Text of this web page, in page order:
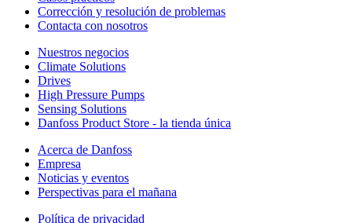
Corrección y resolución de problemas
Contacta con nosotros
Nuestros negocios
Climate Solutions
Drives
High Pressure Pumps
Sensing Solutions
Danfoss Product Store - la tienda única
Acerca de Danfoss
Empresa
Noticias y eventos
Perspectivas para el mañana
Política de privacidad